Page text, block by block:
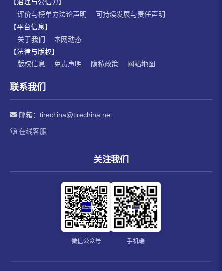
【治理与公信力】
评价与榜单方法论声明
可持续发展与责任声明
【平台信息】
关于我们
本网动态
【法律与版权】
版权信息
免责声明 隐私政策 网站地图
联系我们
邮箱： tirechina@tirechina.net
在线客服
关注我们
微信公众号 手机端